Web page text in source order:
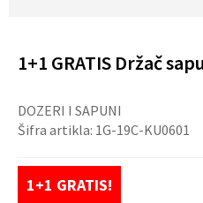
1+1 GRATIS Držač
DOZERI I SAPUNI
Šifra artikla: 1G-19C-KU0601
1+1 GRATIS!